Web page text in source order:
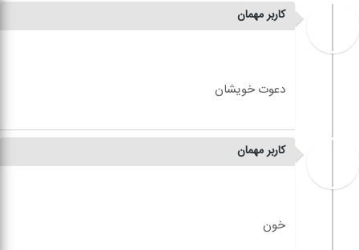
کاربر مهمان
کاربر مهمان